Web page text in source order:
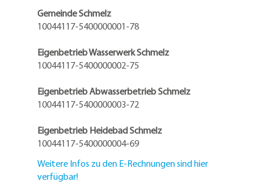
Gemeinde Schmelz
10044117-5400000001-78
Eigenbetrieb Wasserwerk Schmelz
10044117-5400000002-75
Eigenbetrieb Abwasserbetrieb Schmelz
10044117-5400000003-72
Eigenbetrieb Heidebad Schmelz
10044117-5400000004-69
Weitere Infos zu den E-Rechnungen sind hier
verfügbar!